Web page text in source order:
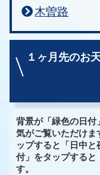
木曽路
１ヶ月先のお
背景が「緑色の日付
気がご覧いただけま
ップすると「日中と
付」をタップすると
す。